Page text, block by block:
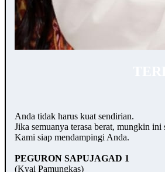
Anda tidak harus kuat sendirian.
Jika semuanya terasa berat, mungkin
Kami siap mendampingi Anda.
PEGURON SAPUJAGAD 1
(Kyai Pamungkas)